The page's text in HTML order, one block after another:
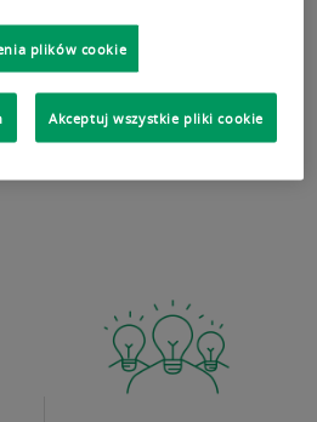
file
plików cookie
Akceptuj wszystkie pliki cookie